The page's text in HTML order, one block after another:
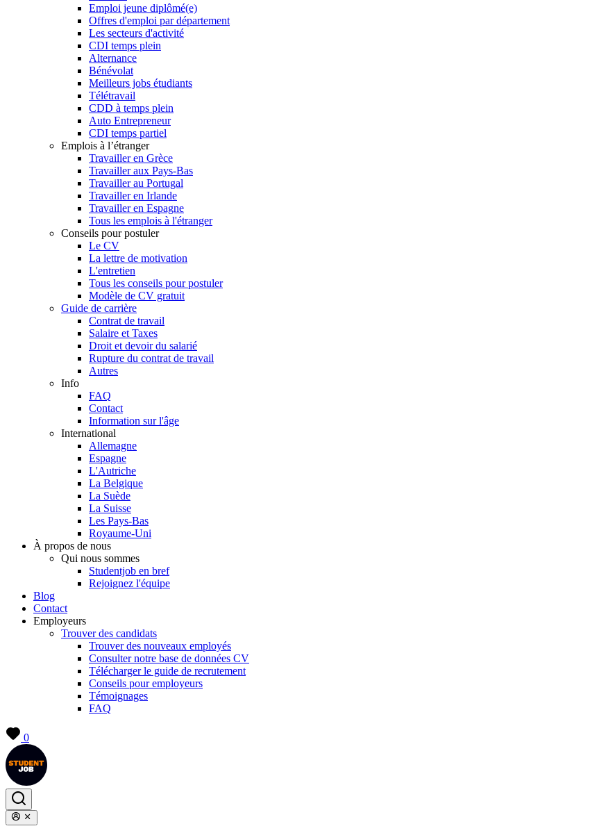
Emploi jeune diplômé(e)
Offres d'emploi par département
Les secteurs d'activité
CDI temps plein
Alternance
Bénévolat
Meilleurs jobs étudiants
Télétravail
CDD à temps plein
Auto Entrepreneur
CDI temps partiel
Emplois à l’étranger
Travailler en Grèce
Travailler aux Pays-Bas
Travailler au Portugal
Travailler en Irlande
Travailler en Espagne
Tous les emplois à l'étranger
Conseils pour postuler
Le CV
La lettre de motivation
L'entretien
Tous les conseils pour postuler
Modèle de CV gratuit
Guide de carrière
Contrat de travail
Salaire et Taxes
Droit et devoir du salarié
Rupture du contrat de travail
Autres
Info
FAQ
Contact
Information sur l'âge
International
Allemagne
Espagne
L'Autriche
La Belgique
La Suède
La Suisse
Les Pays-Bas
Royaume-Uni
À propos de nous
Qui nous sommes
Studentjob en bref
Rejoignez l'équipe
Blog
Contact
Employeurs
Trouver des candidats
Trouver des nouveaux employés
Consulter notre base de données CV
Télécharger le guide de recrutement
Conseils pour employeurs
Témoignages
FAQ
0